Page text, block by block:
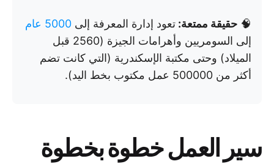
🧠 حقيقة ممتعة: تعود إدارة المعرفة إلى 5000 عام
إلى السومريين وأهرامات الجيزة (2560 قبل
الميلاد) وحتى مكتبة الإسكندرية (التي كانت تضم
أكثر من 500000 عمل مكتوب بخط اليد).
سير العمل خطوة بخطوة